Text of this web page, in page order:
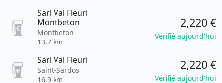
Sarl Val Fleuri
Montbeton
Montbeton
13,7 km
2,220 €
Vérifié aujourd'hui
Sarl Val Fleuri
Saint-Sardos
16,9 km
2,220 €
Vérifié aujourd'hui